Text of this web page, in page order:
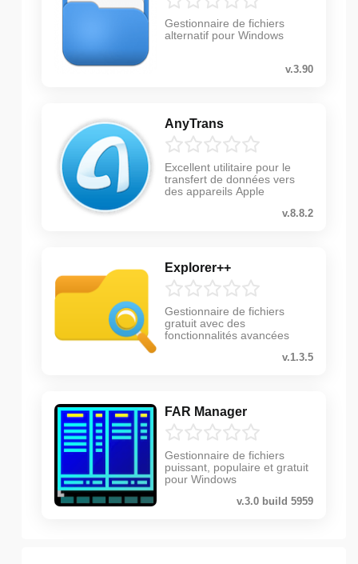
Gestionnaire de fichiers
alternatif pour Windows
v.3.90
AnyTrans
Excellent utilitaire pour le
transfert de données vers
des appareils Apple
v.8.8.2
Explorer++
Gestionnaire de fichiers
gratuit avec des
fonctionnalités avancées
v.1.3.5
FAR Manager
Gestionnaire de fichiers
puissant, populaire et gratuit
pour Windows
v.3.0 build 5959